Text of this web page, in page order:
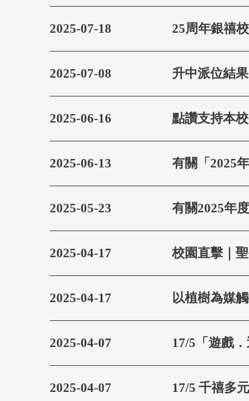
2025-07-18 25周年銀禧
2025-07-08 升中派位結
2025-06-16 點讚支持本
2025-06-13 有關「2025
2025-05-23 有關2025年
2025-04-17 校園直擊｜
2025-04-17 以植樹為媒
2025-04-07 17/5「遊戲
2025-04-07 17/5 千禧多